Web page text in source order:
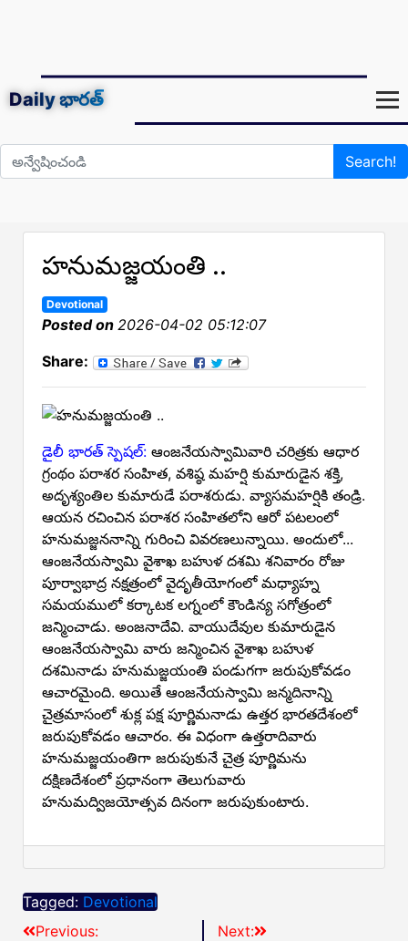
Dailyభారత్
Search!
హనుమజ్జయంతి ..
Devotional
Posted on 2026-04-02 05:12:07
Share:
డైలీ భారత్ స్పెషల్: ఆంజనేయస్వామివారి చరిత్రకు ఆధార
గ్రంథం పరాశర సంహిత, వశిష్ఠ మహర్షి కుమారుడైన శక్తి,
అదృశ్యంతిల కుమారుడే పరాశరుడు. వ్యాసమహర్షికి తండ్రి.
ఆయన రచించిన పరాశర సంహితలోని ఆరో పటలంలో
హనుమజ్జననాన్ని గురించి వివరణలున్నాయి. అందులో...
ఆంజనేయస్వామి వైశాఖ బహుళ దశమి శనివారం రోజు
పూర్వాభాద్ర నక్షత్రంలో వైదృతీయోగంలో మధ్యాహ్న
సమయములో కర్కాటక లగ్నంలో కౌండిన్య సగోత్రంలో
జన్మించాడు. అంజనాదేవి. వాయుదేవుల కుమారుడైన
ఆంజనేయస్వామి వారు జన్మించిన వైశాఖ బహుళ
దశమినాడు హనుమజ్జయంతి పండుగగా జరుపుకోవడం
ఆచారమైంది. అయితే ఆంజనేయస్వామి జన్మదినాన్ని
చైత్రమాసంలో శుక్ల పక్ష పూర్ణిమనాడు ఉత్తర భారతదేశంలో
జరుపుకోవడం ఆచారం. ఈ విధంగా ఉత్తరాదివారు
హనుమజ్జయంతిగా జరుపుకునే చైత్ర పూర్ణిమను
దక్షిణదేశంలో ప్రధానంగా తెలుగువారు
హనుమద్విజయోత్సవ దినంగా జరుపుకుంటారు.
Tagged: Devotional
Previous:
Next: